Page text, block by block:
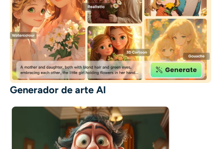
Generador de arte AI